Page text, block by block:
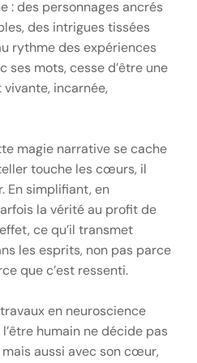
: des personnages ancrés
des intrigues tissées
rythme des expériences
ses mots, cesse d’être une
incarnée,
magie narrative se cache
touche les cœurs, il
En simplifiant, en
la vérité au profit de
ce qu’il transmet
les esprits, non pas parce
que c’est ressenti.
en neuroscience
humain ne décide pas
aussi avec son cœur,